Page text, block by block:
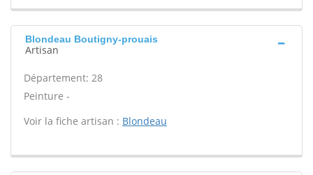
Blondeau Boutigny-prouais
Artisan
Département: 28
Peinture -
Voir la fiche artisan : Blondeau